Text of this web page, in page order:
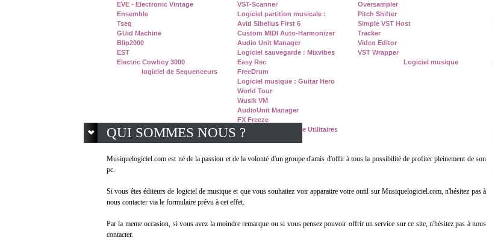
EVE - Electronic Vintage
Ensemble
Tseq
GUid Machine
Blip2000
EST
Electric Cowboy 3000
logiciel de Sequenceurs
VST-Scanner
Logiciel partition musicale :
Avid Sibelius First 6
Custom MIDI Auto-Harmonizer
Audio Unit Manager
Logiciel sauvegarde : Mixvibes
Easy Rec
FreeDrum
Logiciel musique : Guitar Hero
World Tour
Wusik VM
AudioUnit Manager
FX Freeze
logiciel de Utilitaires
Oversampler
Pitch Shifter
Simple VST Host
Tracker
Video Editor
VST Wrapper
Logiciel musique
QUI SOMMES NOUS ?
Musiquelogiciel.com est né de la passion et de la volonté d'un groupe d'amis d'offir à tous la possibilité de profiter pleinement de son
pc.
Si vous êtes éditeurs de logiciel de musique et que vous souhaitez voir apparaitre votre outil sur Musiquelogiciel.com, n'hésitez pas à
nous contacter via le formulaire prévu à cet effet.
Par la meme occasion, si vous avez la moindre remarque ou si vous pensez pouvoir offrir un service sur ce site, n'hésitez pas à nous
contacter.